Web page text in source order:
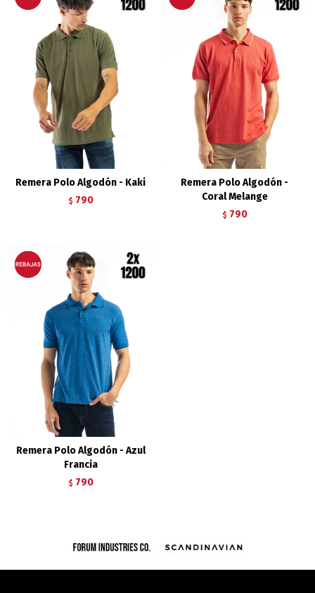
Remera Polo Algodón - Kaki
$ 790
Remera Polo Algodón -
Coral Melange
$ 790
Remera Polo Algodón - Azul
Francia
$ 790